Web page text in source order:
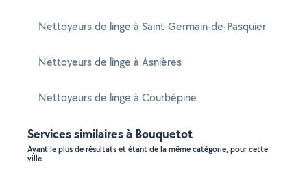
Nettoyeurs de linge à Saint-Germain-de-Pasquier
Nettoyeurs de linge à Asnières
Nettoyeurs de linge à Courbépine
Services similaires à Bouquetot
Ayant le plus de résultats et étant de la même catégorie, pour cette
ville